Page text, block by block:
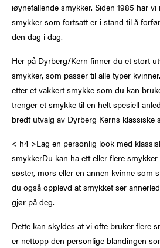
iøynefallende smykker. Siden 1985 har
smykker som fortsatt er i stand til å
den dag i dag.
Her på Dyrberg/Kern finner du et stort
smykker, som passer til alle typer
etter et vakkert smykke som du kan
trenger et smykke til en helt spesiell
bredt utvalg av Dyrberg Kerns klassiske
< h4 >Lag en personlig look med
smykkerDu kan ha ett eller flere
søster, mors eller en annen kvinne som
du også opplevd at smykket ser
gjør på deg.
Dette kan skyldes at vi ofte bruker flere
er nettopp den personlige blandingen